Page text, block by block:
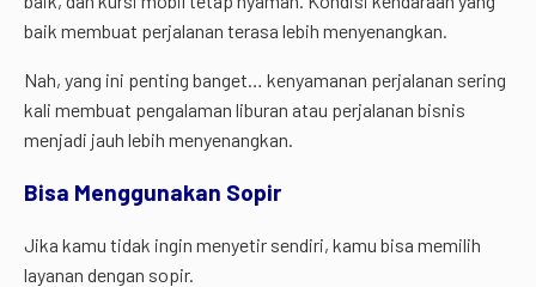
baik membuat perjalanan terasa lebih menyenangkan.
Nah, yang ini penting banget… kenyamanan perjalanan sering
kali membuat pengalaman liburan atau perjalanan bisnis
menjadi jauh lebih menyenangkan.
Bisa Menggunakan Sopir
Jika kamu tidak ingin menyetir sendiri, kamu bisa memilih
layanan dengan sopir.